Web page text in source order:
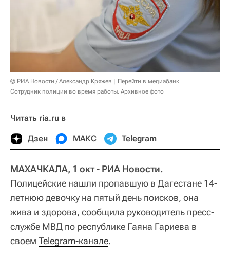
© РИА Новости / Александр Кряжев
Перейти в медиабанк
Сотрудник полиции во время работы. Архивное фото
Читать ria.ru в
Дзен МАКС Telegram
МАХАЧКАЛА, 1 окт - РИА Новости.
Полицейские нашли пропавшую в Дагестане 14-
летнюю девочку на пятый день поисков, она
жива и здорова, сообщила руководитель пресс-
службе МВД по республике Гаяна Гариева в
своем Telegram-канале.